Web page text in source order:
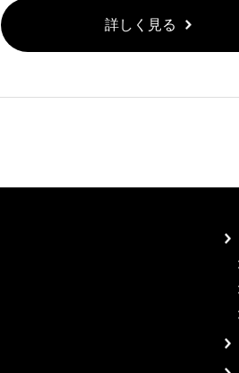
詳しく見る